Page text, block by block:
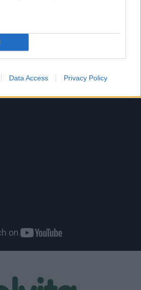
Data Access Privacy Policy